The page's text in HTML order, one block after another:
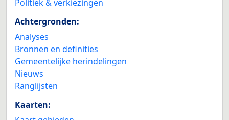
Politiek & verkiezingen
Achtergronden:
Analyses
Bronnen en definities
Gemeentelijke herindelingen
Nieuws
Ranglijsten
Kaarten: